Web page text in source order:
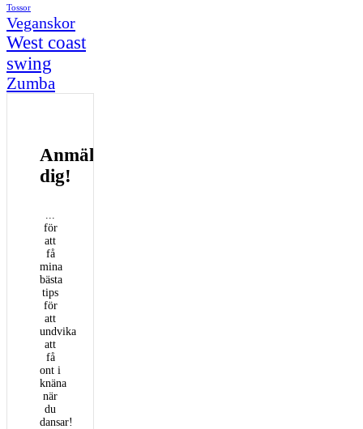
Tossor
Veganskor
West coast
swing
Zumba
Anmäl
dig!
för
att
få
mina
bästa
tips
för
att
undvika
att
få
ont i
knäna
när
du
dansar!